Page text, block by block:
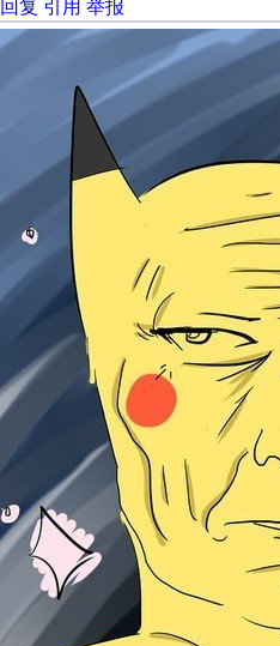
回复 引用 举报